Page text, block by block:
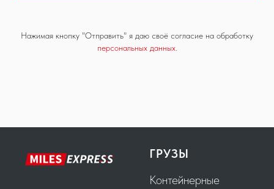
Нажимая кнопку "Отправить" я даю своё согласие на обработку
персональных данных.
ГРУЗЫ
Контейнерные